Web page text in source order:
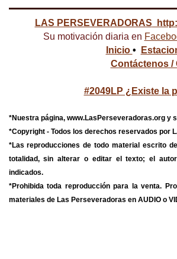
LAS PERSEVERADORAS
Su motivación diaria en
Inicio •
Contáctenos /
#2049LP ¿Existe la
*Nuestra página, www.LasPerseveradoras.org y
*Copyright - Todos los derechos reservados por
*Las reproducciones de todo material escrito
totalidad, sin alterar o editar el texto; el
indicados.
*Prohibida toda reproducción para la venta.
materiales de Las Perseveradoras en AUDIO o